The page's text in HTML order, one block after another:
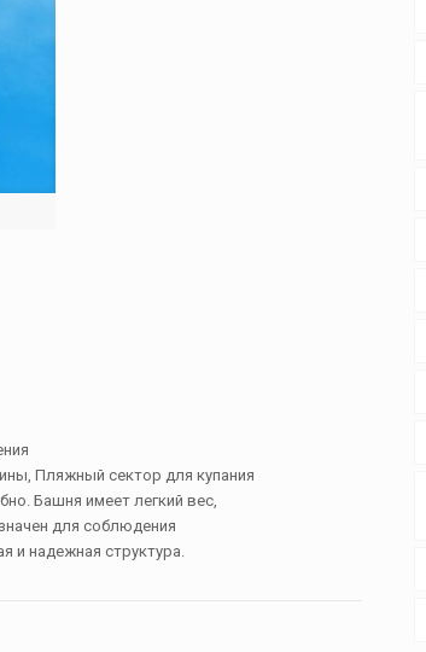
Пляжный сектор для купания
Башня имеет легкий вес,
для соблюдения
и надежная структура.